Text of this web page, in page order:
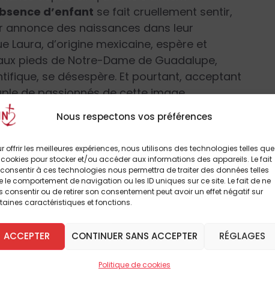
Nous respectons vos préférences
offrir les meilleures expériences, nous utilisons des technologies telles que
pour stocker et/ou accéder aux informations des appareils. Le fait
à ces technologies nous permettra de traiter des données telles
le comportement de navigation ou les ID uniques sur ce site. Le fait de ne
consentir ou de retirer son consentement peut avoir un effet négatif sur
caractéristiques et fonctions.
ACCEPTER CONTINUER SANS ACCEPTER RÉGLAGES
Politique de cookies
d’enfant se fait cruellement sentir,
annonce des naissances dans leur
Laura, d’origine mexicaine, espère et
pieds de Notre-Dame de Guadalupe,
se désespère. Et pourtant, acceptant
de passionnés de cette image
non seulement son histoire
ce que lasciencea pu en dire de 1946 à
est tout simplement une petite
de ce couple franco-mexicain que
miracle de délicatesse de notre
que la science a pu découvrir, le lecteur
d’exactitude géographique ou
de la Vierge, ses yeux, la conservation
XVIᵉsiècle… il faut le lire pour le croire !
d’une
lire cet article
autres